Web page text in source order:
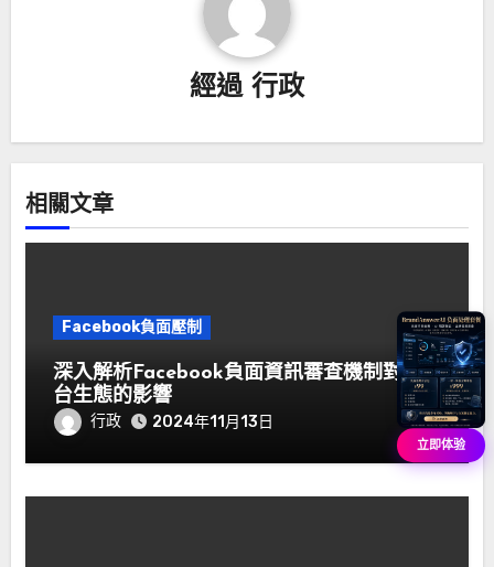
經過 行政
相關文章
Facebook負面壓制
深入解析Facebook負面資訊審查機制對平
台生態的影響
行政 2024年11月13日
立即体验